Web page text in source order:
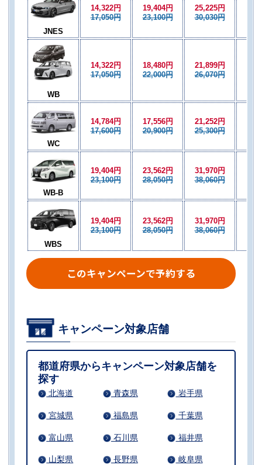
JNES
14,322円
17,050円
19,404円
23,100円
25,225円
30,030円
WB
14,322円
17,050円
18,480円
22,000円
21,899円
26,070円
WC
14,784円
17,600円
17,556円
20,900円
21,252円
25,300円
WB-B
19,404円
23,100円
23,562円
28,050円
31,970円
38,060円
WBS
19,404円
23,100円
23,562円
28,050円
31,970円
38,060円
このキャンペーンで予約する
キャンペーン対象店舗
都道府県からキャンペーン対象店舗を
探す
北海道 青森県 岩手県
宮城県 福島県 千葉県
富山県 石川県 福井県
山梨県 長野県 岐阜県